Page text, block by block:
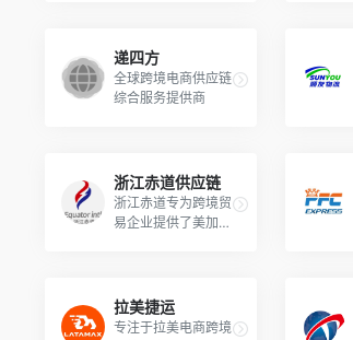
土店铺卖家提供全链
路个性化物流解决方
案！
递四方
全球跨境电商供应链
综合服务提供商
浙江赤道供应链
浙江赤道专为跨境贸
易企业提供了美加等
拉美捷运
专注于拉美电商跨境